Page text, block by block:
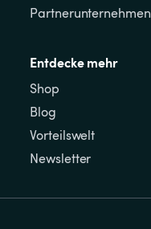
Partnerunternehmen
Entdecke mehr
Shop
Blog
Vorteilswelt
Newsletter